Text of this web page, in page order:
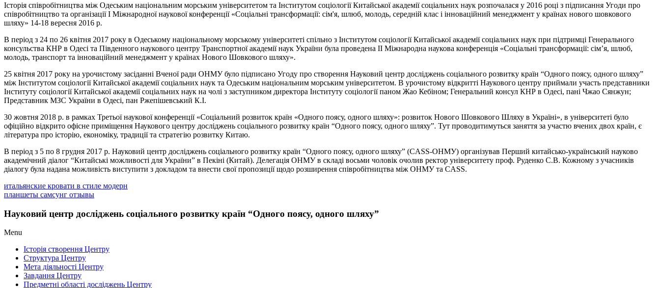
Історія співробітництва між Одеським національним морським університетом та Інститутом соціології Китайської академії соціальних наук розпочалася у 2016 році з підписання Угоди про
співробітництво та організації І Міжнародної наукової конференції «Соціальні трансформації: сім'я, шлюб, молодь, середній клас і інноваційний менеджмент у країнах нового шовкового
шляху» 14-18 вересня 2016 р.
В період з 24 по 26 квітня 2017 року в Одеському національному морському університеті спільно з Інститутом соціології Китайської академії соціальних наук при підтримці Генерального
консульства КНР в Одесі та Південного наукового центру Транспортної академії наук України була проведена ІІ Міжнародна наукова конференція «Соціальні трансформації: сім’я, шлюб,
молодь, транспорт та інноваційний менеджмент у країнах Нового Шовкового шляху».
25 квітня 2017 року на урочистому засіданні Вченої ради ОНМУ було підписано Угоду про створення Науковий центр досліджень соціального розвитку країн “Одного поясу, одного шляху”
між Інститутом соціології Китайської академії соціальних наук та Одеським національним морським університетом. В урочистому відкритті Наукового центру приймали участь представники
Інституту соціології Китайської академії соціальних наук на чолі з заступником директора Інституту соціології паном Жао Кебіном; Генеральний консул КНР в Одесі, пані Чжао Сянжун;
Представник МЗС України в Одесі, пан Ржепішевський К.І.
30 жовтня 2018 р. в рамках Третьої наукової конференції «Соціальний розвиток країн «Одного поясу, одного шляху»: розвиток Нового Шовкового Шляху в Україні», в університеті було
офіційно відкрито офісне приміщення Наукового центру досліджень соціального розвитку країн “Одного поясу, одного шляху”. Тут проводитимуться заняття за участю вчених двох країн, є
література про історію, економіку, традиції та стратегію розвитку Китаю.
В період з 5 по 8 грудня 2017 р. Науковий центр досліджень соціального розвитку країн “Одного поясу, одного шляху” (CASS-ОНМУ) організував Перший китайсько-український науково
академічний діалог “Китайські можливості для України” в Пекіні (Китай). Делегація ОНМУ в складі восьми чоловік очолив ректор університету проф. Руденко С.В. Кожному з учасників
діалогу була надана можливість виступити з докладом та внести свої пропозиції щодо розширення співробітництва між ОНМУ та CASS.
итальянские кровати в стиле модерн
планшеты самсунг отзывы
Науковий центр досліджень соціального розвитку країн “Одного поясу, одного шляху”
Menu
Історія створення Центру
Структура Центру
Мета діяльності Центру
Завдання Центру
Предметні області досліджень Центру